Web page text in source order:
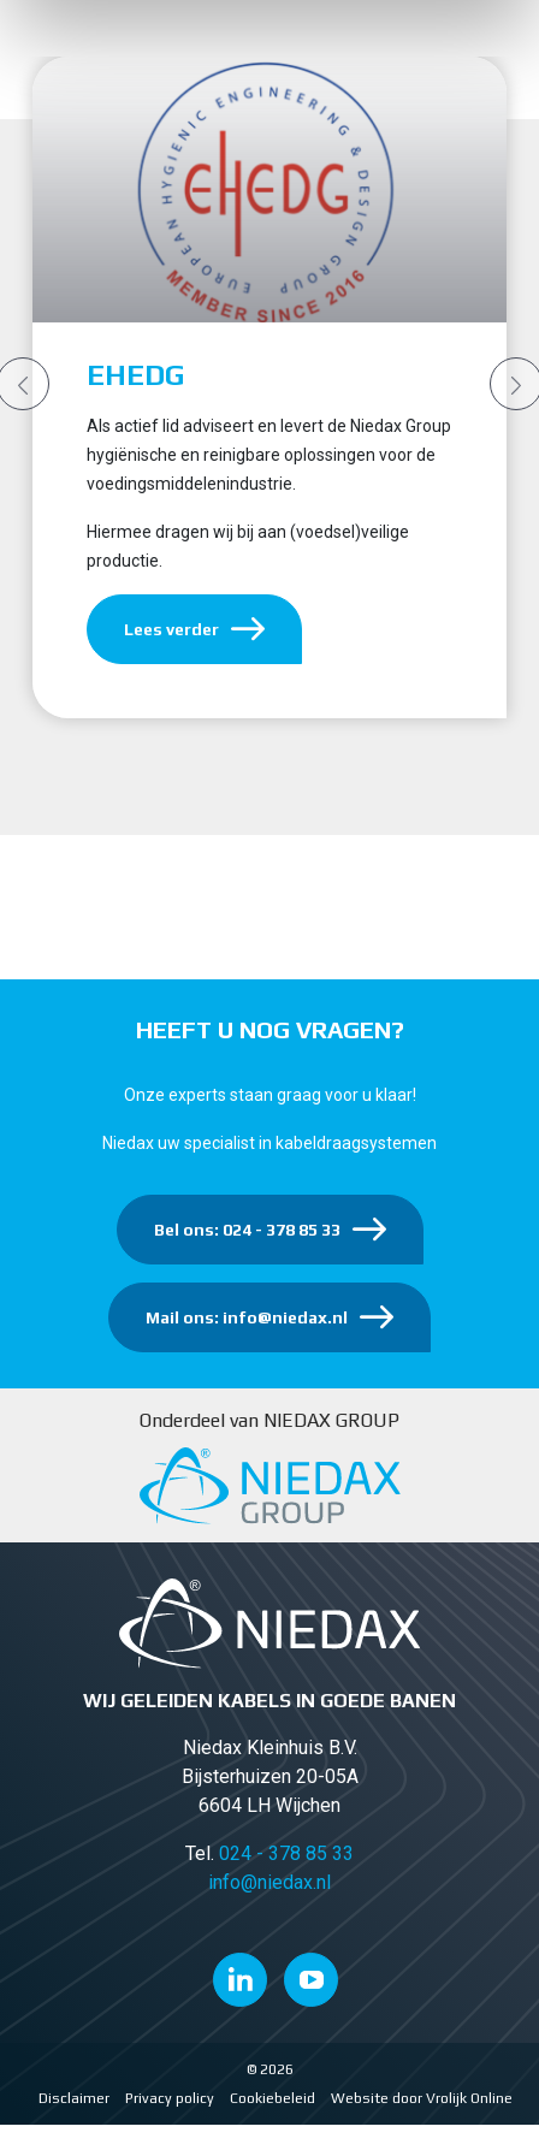
EHEDG
Als actief lid adviseert en levert de Niedax Group
hygiënische en reinigbare oplossingen voor de
voedingsmiddelenindustrie.
Hiermee dragen wij bij aan (voedsel)veilige
productie.
Lees verder
HEEFT U NOG VRAGEN?
Onze experts staan graag voor u klaar!
Niedax uw specialist in kabeldraagsystemen
Bel ons: 024 - 378 85 33
Mail ons: info@niedax.nl
Onderdeel van NIEDAX GROUP
WIJ GELEIDEN KABELS IN GOEDE BANEN
Niedax Kleinhuis B.V.
Bijsterhuizen 20-05A
6604 LH Wijchen
Tel. 024 - 378 85 33
info@niedax.nl
© 2026
Disclaimer
Privacy policy Cookiebeleid Website door Vrolijk Online